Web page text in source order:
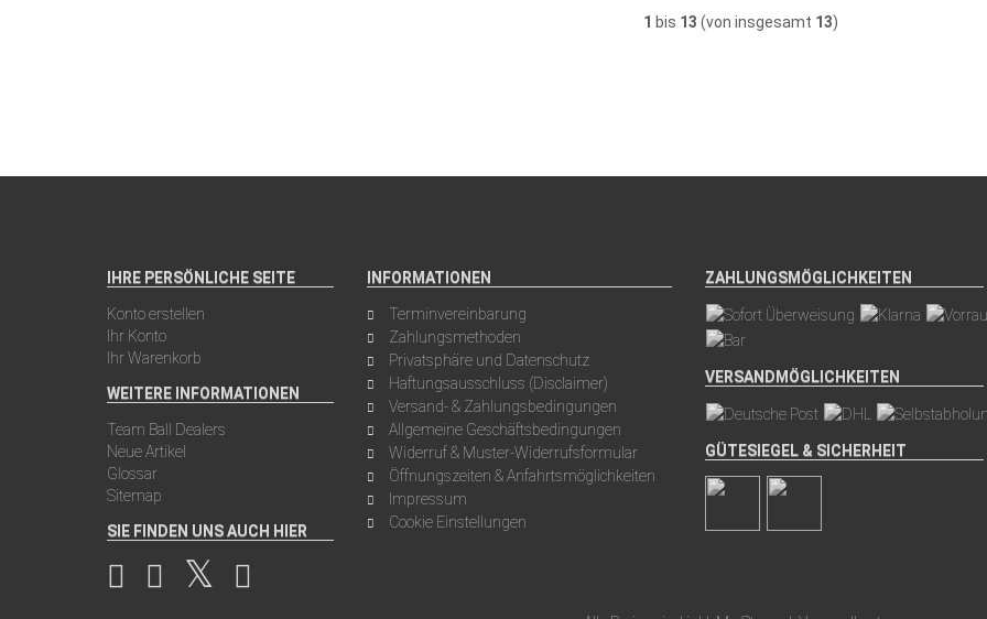
1 bis 13 (von insgesamt 13)
IHRE PERSÖNLICHE SEITE
Konto erstellen
Ihr Konto
Ihr Warenkorb
WEITERE INFORMATIONEN
Team Ball Dealers
Neue Artikel
Glossar
Sitemap
SIE FINDEN UNS AUCH HIER
INFORMATIONEN
Terminvereinbarung
Zahlungsmethoden
Privatsphäre und Datenschutz
Haftungsausschluss (Disclaimer)
Versand- & Zahlungsbedingungen
Allgemeine Geschäftsbedingungen
Widerruf & Muster-Widerrufsformular
Öffnungszeiten & Anfahrtsmöglichkeiten
Impressum
Cookie Einstellungen
ZAHLUNGSMÖGLICHKEITEN
VERSANDMÖGLICHKEITEN
GÜTESIEGEL & SICHERHEIT